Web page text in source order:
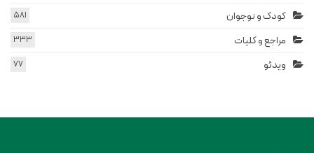
کودک و نوجوان 581
مراجع و کلیات 333
ویدئو 77